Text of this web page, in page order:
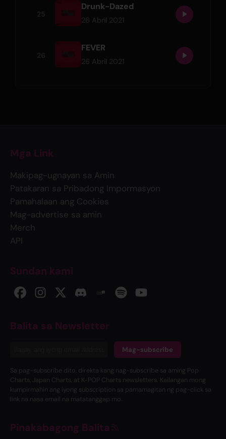
Drunk-Dazed
26 Abril 2021
FEVER
26 Abril 2021
Mga Link
Makipag-ugnayan sa Amin
Patakaran sa Pribadong Impormasyon
Pamahalaan ang Cookies
Mag-advertise sa amin
Merch
API
Sundan kami
Balita sa Newsletter
Mag-subscribe
Sa pag-subscribe dito, direkta kang nag-subscribe sa aming Pop
Charts, Japan Charts, at K-POP Charts newsletters. Kailangan mong
kumpirmahin ang iyong subscription sa pamamagitan ng pag-click sa
link na nasa email na matatanggap mo.
Pinakabagong Balita